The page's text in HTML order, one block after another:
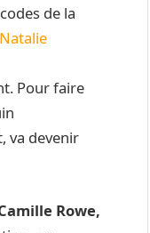
de la
Pour faire
va devenir
Rowe,